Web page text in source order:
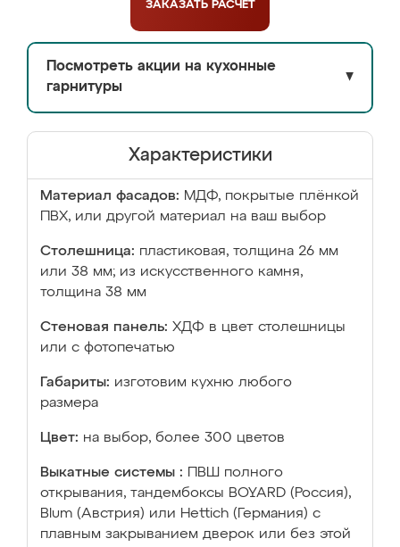
ЗАКАЗАТЬ РАСЧЁТ
Посмотреть акции на кухонные
гарнитуры
▼
Характеристики
Материал фасадов: МДФ, покрытые плёнкой
ПВХ, или другой материал на ваш выбор
Столешница: пластиковая, толщина 26 мм
или 38 мм; из искусственного камня,
толщина 38 мм
Стеновая панель: ХДФ в цвет столешницы
или с фотопечатью
Габариты: изготовим кухню любого
размера
Цвет: на выбор, более 300 цветов
Выкатные системы :
ПВШ полного
открывания, тандембоксы BOYARD (Россия),
Blum (Австрия) или Hettich (Германия) с
плавным закрыванием дверок или без этой